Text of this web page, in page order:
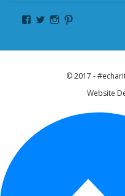
© 2017 -
Website